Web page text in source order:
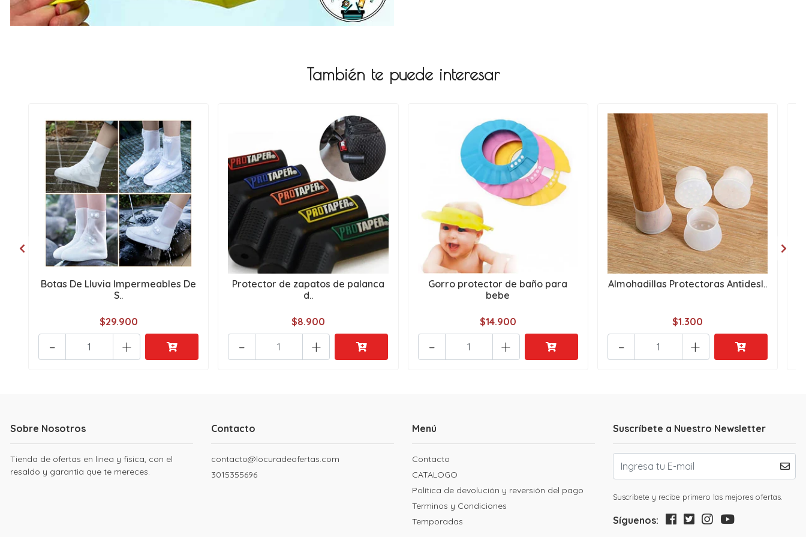
También te puede interesar
Botas De Lluvia Impermeables De
S..
$29.900
+
-
Protector de zapatos de palanca
d..
$8.900
+
-
Gorro protector de baño para
bebe
$14.900
+
-
Almohadillas Protectoras Antidesl..
$1.300
+
-
Sobre Nosotros
Tienda de ofertas en linea y fisica, con el
resaldo y garantia que te mereces.
Contacto
contacto@locuradeofertas.com
3015355696
Menú
Contacto
CATALOGO
Política de devolución y reversión del pago
Terminos y Condiciones
Temporadas
Suscríbete a Nuestro Newsletter
Suscribete y recibe primero las mejores ofertas.
Síguenos: